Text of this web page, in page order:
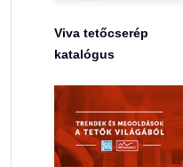
Viva tetőcserép
katalógus